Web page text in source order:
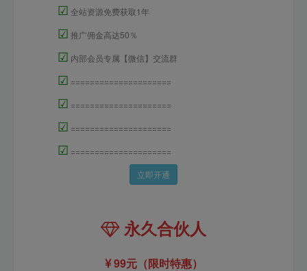
☑ 全站资源免费获取1年
☑ 推广佣金高达50％
☑ 内部会员专属【微信】交流群
☑ =====================
☑ =====================
☑ =====================
☑ =====================
立即开通
永久合伙人
99元（限时特惠）